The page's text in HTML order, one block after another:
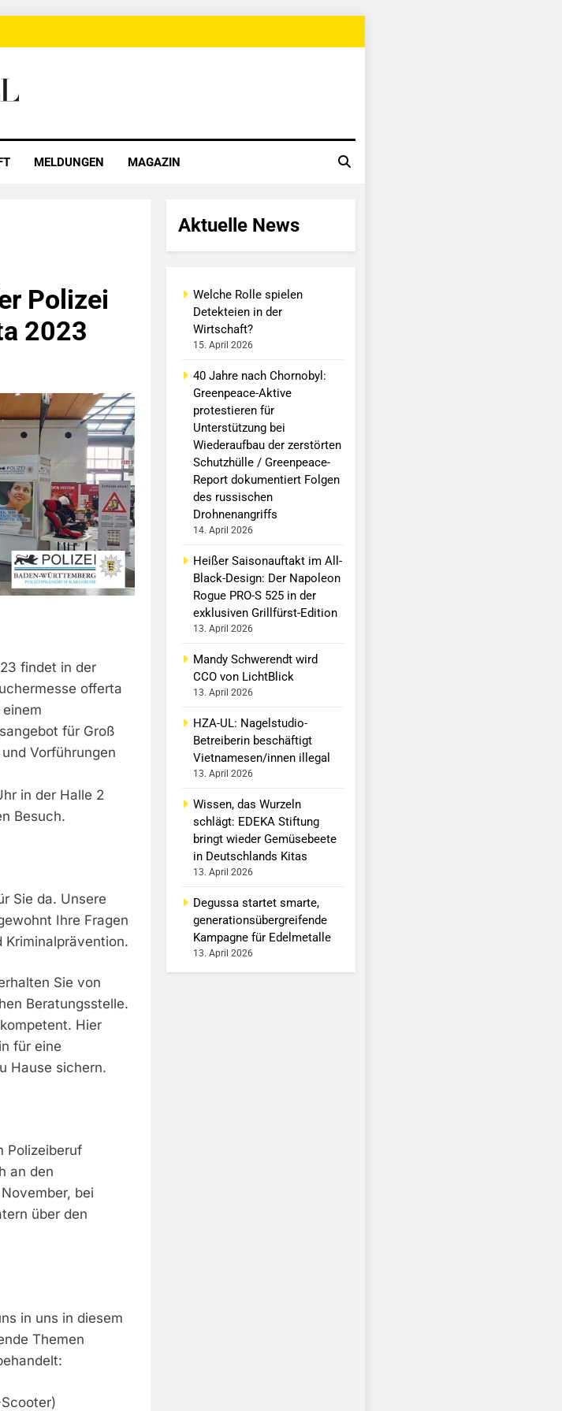
MELDUNGEN MAGAZIN
Polizei
2023
findet in der
offerta
für Groß
Vorführungen
in der Halle 2
Besuch.
Sie da. Unsere
Ihre Fragen
Kriminalprävention.
Sie von
Beratungsstelle.
Hier
für eine
Hause sichern.
Polizeiberuf
an den
bei
über den
in uns in diesem
Themen
Aktuelle News
Welche Rolle spielen
Detekteien in der
Wirtschaft?
15. April 2026
40 Jahre nach Chornobyl:
Greenpeace-Aktive
protestieren für
Unterstützung bei
Wiederaufbau der zerstörten
Schutzhülle / Greenpeace-
Report dokumentiert Folgen
des russischen
Drohnenangriffs
14. April 2026
Heißer Saisonauftakt im All-
Black-Design: Der Napoleon
Rogue PRO-S 525 in der
exklusiven Grillfürst-Edition
13. April 2026
Mandy Schwerendt wird
CCO von LichtBlick
13. April 2026
HZA-UL: Nagelstudio-
Betreiberin beschäftigt
Vietnamesen/innen illegal
13. April 2026
Wissen, das Wurzeln
schlägt: EDEKA Stiftung
bringt wieder Gemüsebeete
in Deutschlands Kitas
13. April 2026
Degussa startet smarte,
generationsübergreifende
Kampagne für Edelmetalle
13. April 2026